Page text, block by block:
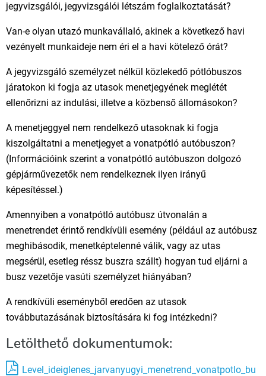
jegyvizsgálói, jegyvizsgálói létszám foglalkoztatását?
Van-e olyan utazó munkavállaló, akinek a következő havi
vezényelt munkaideje nem éri el a havi kötelező órát?
A jegyvizsgáló személyzet nélkül közlekedő pótlóbuszos
járatokon ki fogja az utasok menetjegyének meglétét
ellenőrizni az indulási, illetve a közbenső állomásokon?
A menetjeggyel nem rendelkező utasoknak ki fogja
kiszolgáltatni a menetjegyet a vonatpótló autóbuszon?
(Információink szerint a vonatpótló autóbuszon dolgozó
gépjárművezetők nem rendelkeznek ilyen irányű
képesítéssel.)
Amennyiben a vonatpótló autóbusz útvonalán a
menetrendet érintő rendkívüli esemény (például az autóbusz
meghibásodik, menetképtelenné válik, vagy az utas
megsérül, esetleg réssz buszra szállt) hogyan tud eljárni a
busz vezetője vasúti személyzet hiányában?
A rendkívüli eseményből eredően az utasok
továbbutazásának biztosítására ki fog intézkedni?
Letölthető dokumentumok:
Level_ideiglenes_jarvanyugyi_menetrend_vonatpotlo_bu